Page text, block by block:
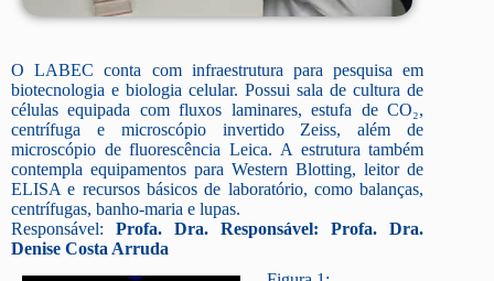
O LABEC conta com infraestrutura para pesquisa em
biotecnologia e biologia celular. Possui sala de cultura de
células equipada com fluxos laminares, estufa de CO₂,
centrífuga e microscópio invertido Zeiss, além de
microscópio de fluorescência Leica. A estrutura também
contempla equipamentos para Western Blotting, leitor de
ELISA e recursos básicos de laboratório, como balanças,
centrífugas, banho-maria e lupas.
Responsável:Profa. Dra. Responsável: Profa. Dra.
Denise Costa Arruda